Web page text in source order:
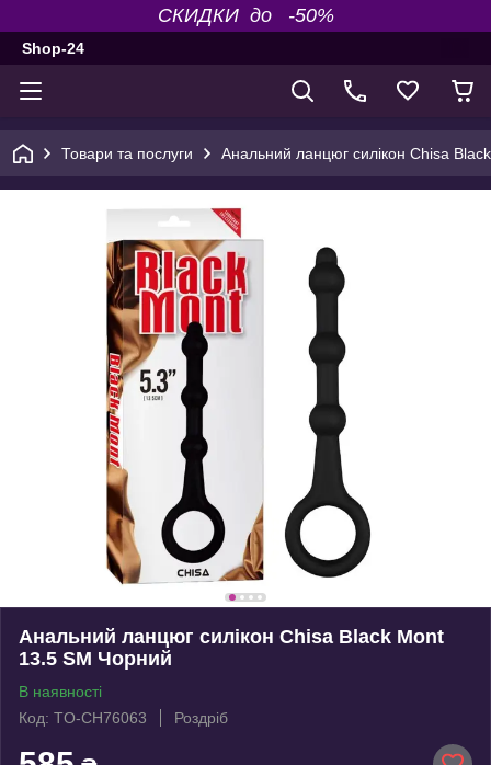
СКИДКИ до -50%
Shop-24
Товари та послуги Анальний ланцюг силікон Chisa
Анальний ланцюг силікон Chisa Black Mont
13.5 SM Чорний
В наявності
Код: TO-CH76063
Роздріб